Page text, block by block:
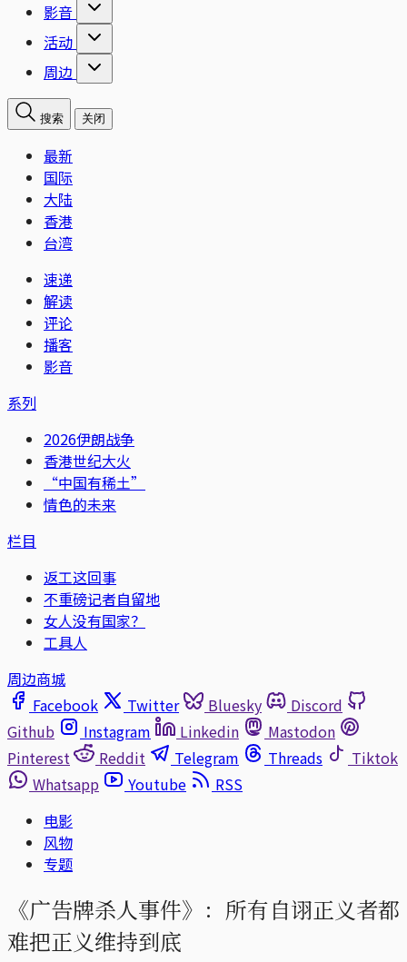
影音
活动
周边
搜索 关闭
最新
国际
大陆
香港
台湾
速递
解读
评论
播客
影音
系列
2026伊朗战争
香港世纪大火
“中国有稀土”
情色的未来
栏目
返工这回事
不重磅记者自留地
女人没有国家？
工具人
周边商城
Facebook
Twitter Bluesky
Discord
Github
Instagram Linkedin
Mastodon
Pinterest
Reddit Telegram Threads
Tiktok
Whatsapp
Youtube
RSS
电影
风物
专题
《广告牌杀人事件》：所有自诩正义者都
难把正义维持到底